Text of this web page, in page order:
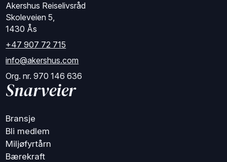
Akershus Reiselivsråd
Skoleveien 5,
1430 Ås
+47 907 72 715
info@akershus.com
Org. nr. 970 146 636
Snarveier
Bransje
Bli medlem
Miljøfyrtårn
Bærekraft